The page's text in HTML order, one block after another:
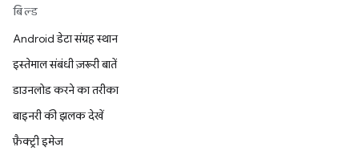
बिल्ड
Android डेटा संग्रह स्थान
इस्तेमाल संबंधी ज़रूरी बातें
डाउनलोड करने का तरीका
बाइनरी की झलक देखें
फ़ैक्ट्री इमेज